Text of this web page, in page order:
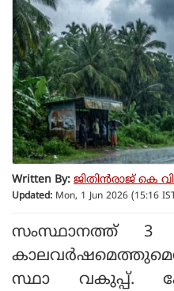
Written By: ജിതിൻരാജ് കെ വി
Updated: Mon, 1 Jun 2026 (15:16
സംസ്ഥാനത്ത് 3
സ്ഥാ വകുപ്പ്.